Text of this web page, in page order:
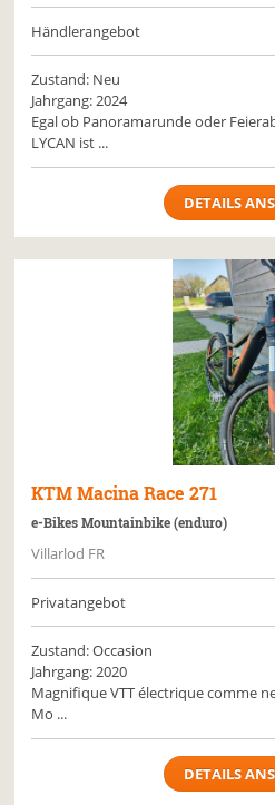
Händlerangebot
Zustand: Neu
Jahrgang: 2024
Egal ob Panoramarunde oder
LYCAN ist ...
DETAILS
KTM Macina Race 271
e-Bikes Mountainbike (enduro)
Villarlod FR
Privatangebot
Zustand: Occasion
Jahrgang: 2020
Magnifique VTT électrique comme
Mo ...
DETAILS